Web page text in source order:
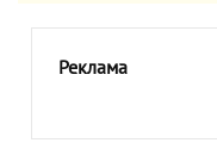
Реклама